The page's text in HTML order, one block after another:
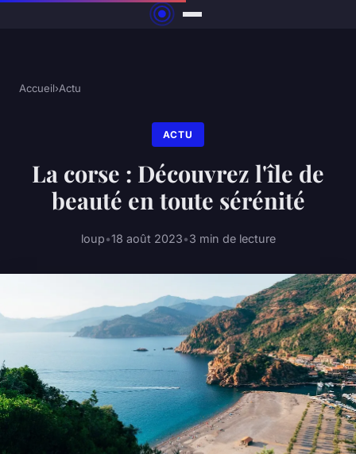
Accueil›Actu
ACTU
La corse : Découvrez l'île de
beauté en toute sérénité
loup•18 août 2023•3 min de lecture